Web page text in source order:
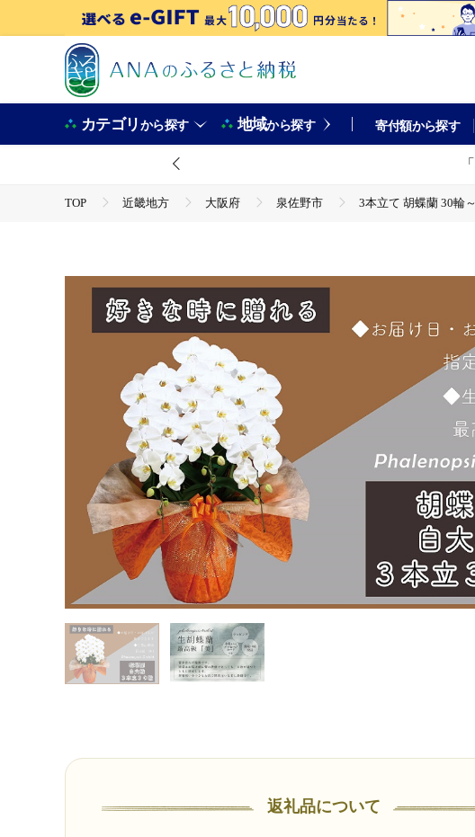
カテゴリから探す 地域から探す 寄付額から探す
TOP 近畿地方 大阪府 泉佐野市
3本立て 胡蝶蘭 30輪
返礼品について